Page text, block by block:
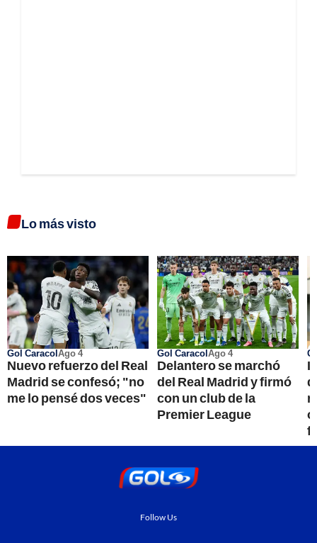
Lo más visto
Gol CaracolAgo 4
Nuevo refuerzo del Real
Madrid se confesó; "no
me lo pensé dos veces"
Gol CaracolAgo 4
Delantero se marchó
del Real Madrid y firmó
con un club de la
Premier League
Follow Us